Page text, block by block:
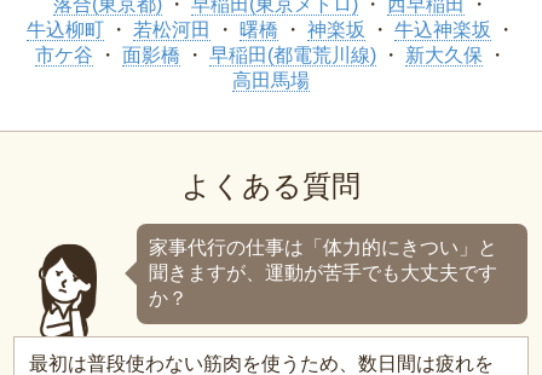
牛込柳町
若松河田 曙橋 神楽坂
牛込神楽坂
市ケ谷
面影橋 早稲田(都電荒川線)
新大久保
高田馬場
よくある質問
家事代行の仕事は「体力的にきつい」と
聞きますが、運動が苦手でも大丈夫です
か？
最初は普段使わない筋肉を使うため、数日間は疲れを